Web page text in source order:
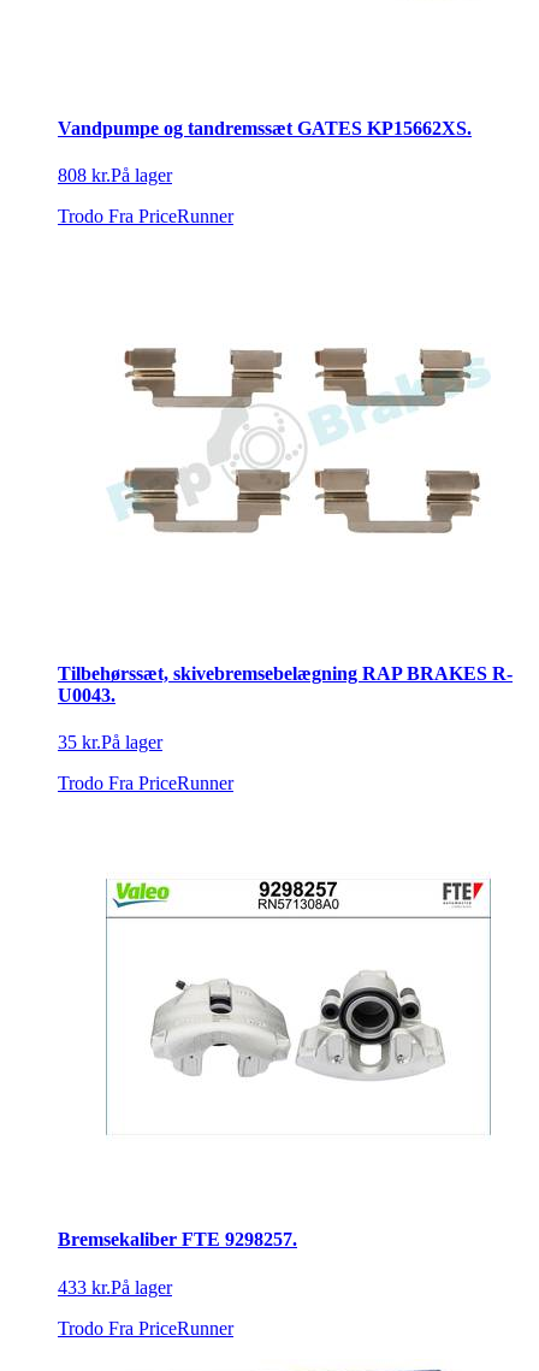
Vandpumpe og tandremssæt GATES KP15662XS.
808 kr.På lager
Trodo Fra PriceRunner
Tilbehørssæt, skivebremsebelægning RAP BRAKES R-
U0043.
35 kr.På lager
Trodo Fra PriceRunner
Bremsekaliber FTE 9298257.
433 kr.På lager
Trodo Fra PriceRunner